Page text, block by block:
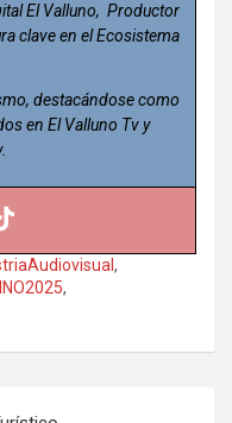
El Valluno, Productor
clave en el Ecosistema
destacándose como
en El Valluno Tv y
,
,